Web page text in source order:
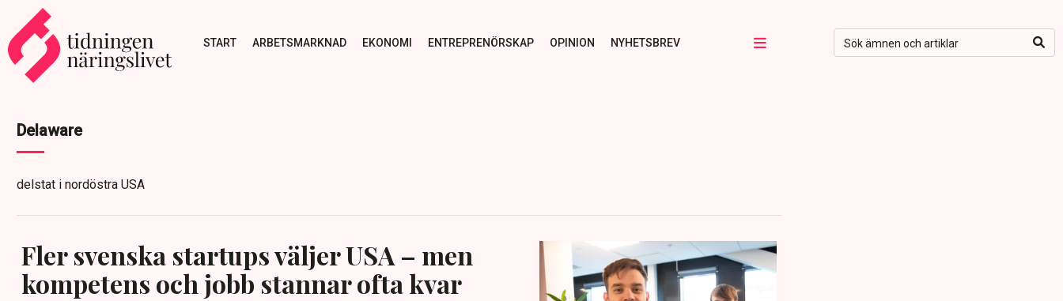
START ARBETSMARKNAD EKONOMI ENTREPRENÖRSKAP OPINION NYHETSBREV
Delaware
delstat i nordöstra USA
Fler svenska startups väljer USA – men
kompetens och jobb stannar ofta kvar